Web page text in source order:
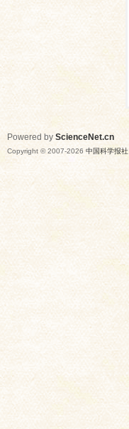
Powered by ScienceNet.cn
Copyright © 2007-2026 中国科学报社